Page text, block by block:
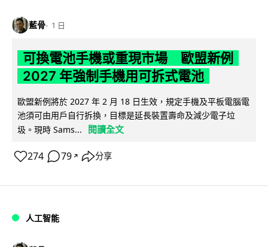
藍骨 1 日
可換電池手機或重現市場 歐盟新例
2027 年強制手機用可拆式電池
歐盟新例將於 2027 年 2 月 18 日生效，規定手機及平板電腦電
池須可由用戶自行拆換，目標是延長裝置壽命及減少電子垃
圾。現時 Sams...
閱讀全文
274 79 ↗ 分享
人工智能